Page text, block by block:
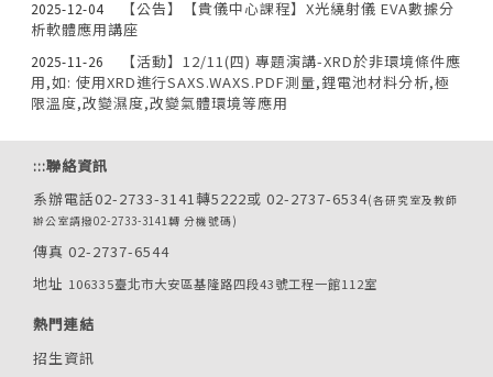
2025-12-04
【公告】【貴儀中心課程】X光繞射儀 EVA數據分
析軟體應用講座
2025-11-26
【活動】12/11(四) 專題演講-XRD於非環境條件應
用,如: 使用XRD進行SAXS.WAXS.PDF測量,鋰電池材料分析,極
限溫度,改變濕度,改變氣體環境等應用
:::聯絡資訊
系辦電話02-2733-3141轉5222或 02-2737-6534(各研究室及教師
辦公室請撥02-2733-3141轉 分機號碼)
傳真 02-2737-6544
地址 106335臺北市大安區基隆路四段43號工程一館112室
熱門連結
招生資訊